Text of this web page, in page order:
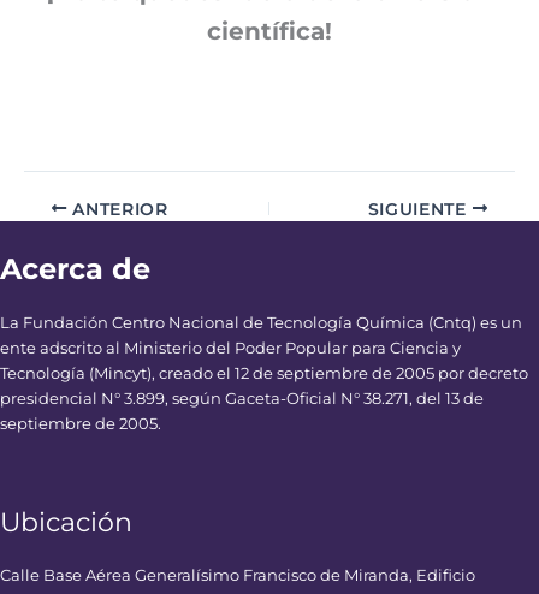
científica!
ANTERIOR SIGUIENTE
Acerca de
La Fundación Centro Nacional de Tecnología Química (Cntq) es un
ente adscrito al Ministerio del Poder Popular para Ciencia y
Tecnología (Mincyt), creado el 12 de septiembre de 2005 por decreto
presidencial N° 3.899, según Gaceta-Oficial N° 38.271, del 13 de
septiembre de 2005.
Ubicación
Calle Base Aérea Generalísimo Francisco de Miranda, Edificio